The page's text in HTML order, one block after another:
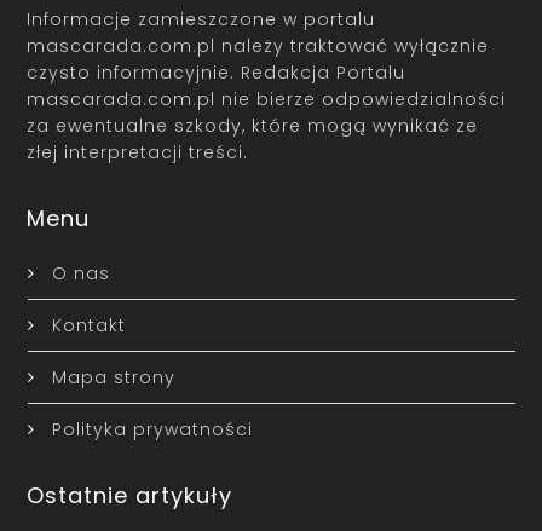
mascarada.com.pl należy traktować wyłącznie
czysto informacyjnie. Redakcja Portalu
mascarada.com.pl nie bierze odpowiedzialności
za ewentualne szkody, które mogą wynikać ze
złej interpretacji treści.
Kontakt
Mapa strony
Polityka prywatności